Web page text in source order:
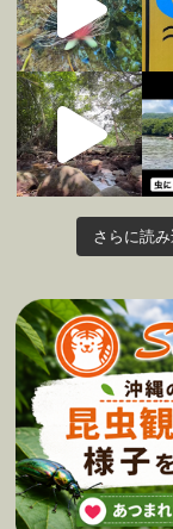
さらに読